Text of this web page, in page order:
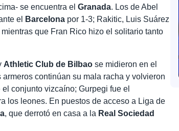
se encuentra elGranada. Los de Abel
el
Barcelona por 1-3; Rakitic, Luis Suárez
que Fran Rico hizo el solitario tanto
Athletic Club de Bilbao se midieron en el
continúan su mala racha y volvieron
conjunto vizcaíno; Gurpegi fue el
los leones. En puestos de acceso a Liga de
, que derrotó en casa a la Real Sociedad